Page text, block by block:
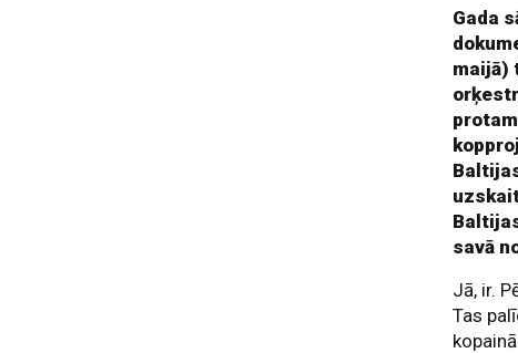
Gada
maijā)
savā
Jā, ir.
Tas